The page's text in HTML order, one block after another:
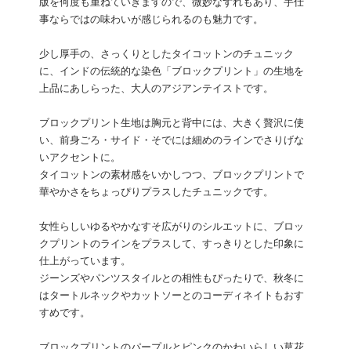
版を何度も重ねていきますので、微妙なずれもあり、手仕
事ならではの味わいが感じられるのも魅力です。
少し厚手の、さっくりとしたタイコットンのチュニック
に、インドの伝統的な染色「ブロックプリント」の生地を
上品にあしらった、大人のアジアンテイストです。
ブロックプリント生地は胸元と背中には、大きく贅沢に使
い、前身ごろ・サイド・そでには細めのラインでさりげな
いアクセントに。
タイコットンの素材感をいかしつつ、ブロックプリントで
華やかさをちょっぴりプラスしたチュニックです。
女性らしいゆるやかなすそ広がりのシルエットに、ブロッ
クプリントのラインをプラスして、すっきりとした印象に
仕上がっています。
ジーンズやパンツスタイルとの相性もぴったりで、秋冬に
はタートルネックやカットソーとのコーディネイトもおす
すめです。